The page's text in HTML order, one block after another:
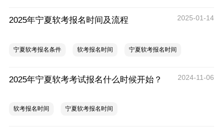
2025年宁夏软考报名时间及流程 2025-01-14
宁夏软考报名条件 软考报名时间 宁夏软考报名时间
2025年宁夏软考考试报名什么时候开始？ 2024-11-06
软考报名时间 宁夏软考报名时间